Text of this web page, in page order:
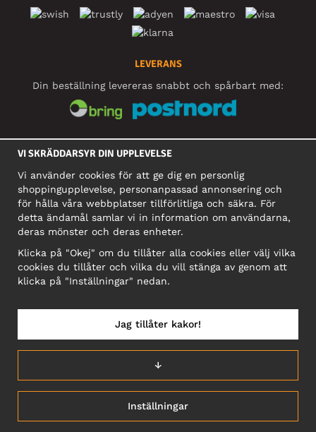
LEVERANS
Din beställning levereras snabbt och spårbart med:
SOCIALA MEDIER
FÖRETAG
Motley Denim Europe OÜ
Narva mnt 5, EE-10117 Tallinn
Org: 12356245, Momsnummer: SE502090048501
OBS! Skicka inte varureturer till denna adress!
SVERIGE/SVENSKA
VI SKRÄDDARSYR DIN UPPLEVELSE
Vi använder cookies för att ge dig en personlig
shoppingupplevelse, personanpassad annonsering och
för hålla våra webbplatser tillförlitliga och säkra. För
detta ändamål samlar vi in information om användarna,
deras mönster och deras enheter.
Klicka på "Okej" om du tillåter alla cookies eller välj vilka
cookies du tillåter och vilka du vill stänga av genom att
klicka på "Inställningar" nedan.
Inställningar
↓
Jag tillåter kakor!